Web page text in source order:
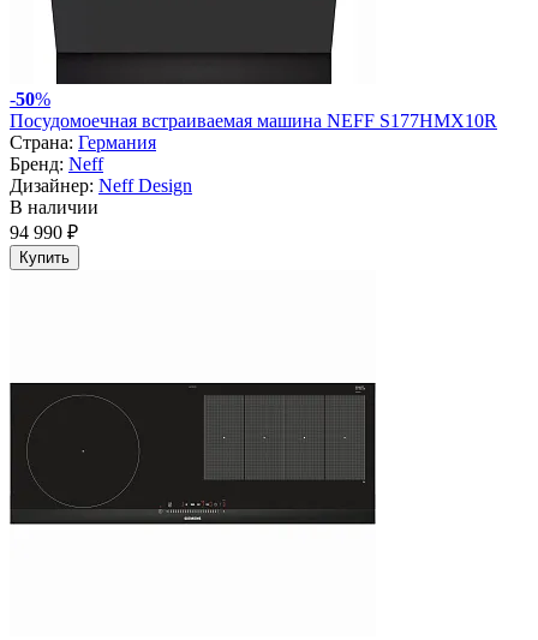
-50%
Посудомоечная встраиваемая машина NEFF S177HMX10R
Страна: Германия
Бренд: Neff
Дизайнер: Neff Design
В наличии
94 990 ₽
Купить